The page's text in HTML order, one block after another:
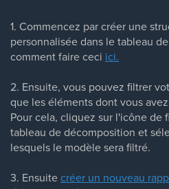
1. Commencez par créer une
personnalisée dans le tableau
comment faire ceci ici.
2. Ensuite, vous pouvez filtrer
que les éléments dont vous
Pour cela, cliquez sur l'icône de
tableau de décomposition et
lesquels le modèle sera filtré.
3. Ensuitecréer un nouveau